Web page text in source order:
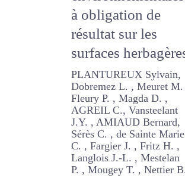
environnementales
à obligation de
résultat sur les
surfaces
herbagères
PLANTUREUX Sylvain,
Dobremez L. , Meuret M. ,
Fleury P. , Magda D. , AGREIL
C., Vansteelant J.Y. , AMIAUD
Bernard, Sérès C. , de
Sainte Marie C. , Fargier J. ,